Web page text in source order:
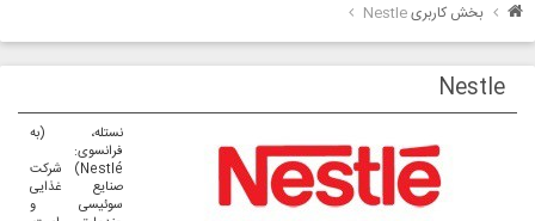
بخش کاربریNestle
Nestle
نستله، (به
فرانسوی:
Nestlé) شرکت
صنایع غذایی
سوئیسی و